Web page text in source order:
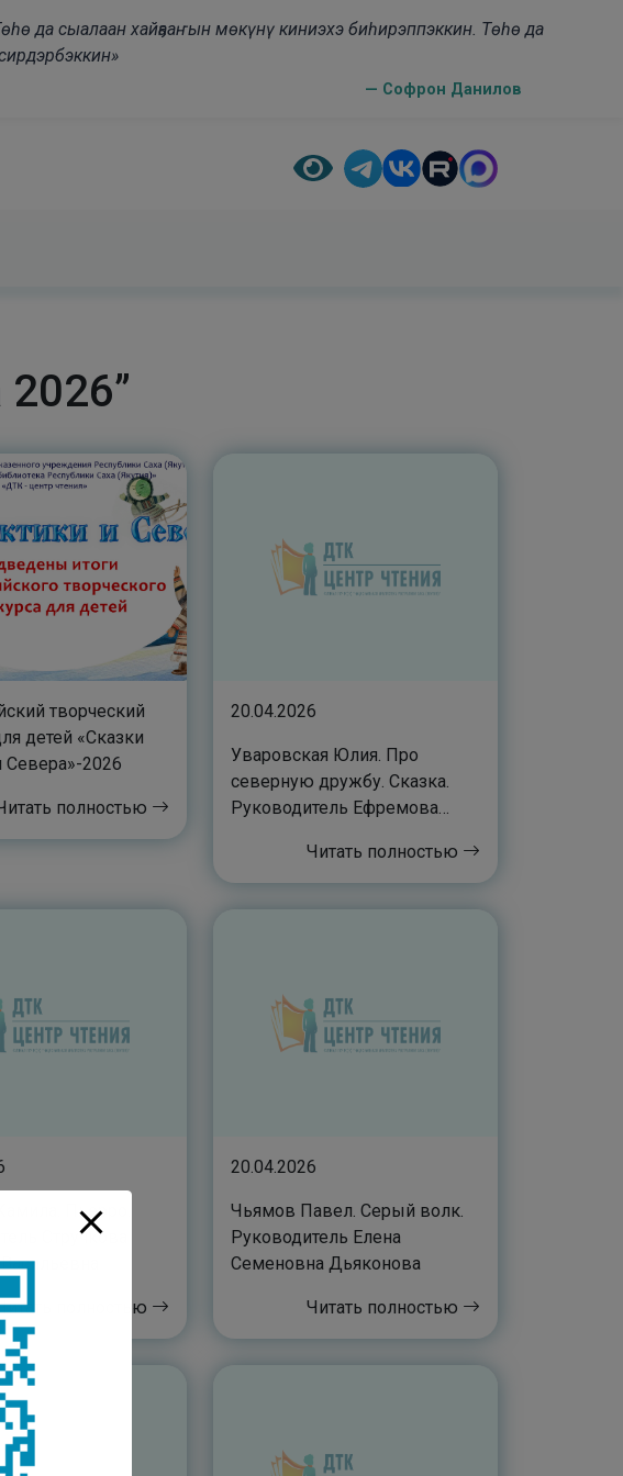
да сыалаан хайҕааҥын мөкүнү киниэхэ биһирэппэккин. Төһө да
— Софрон Данилов
творческий
детей «Сказки
Севера»-2026
полностью
20.04.2026
Уваровская Юлия. Про
северную дружбу. Сказка.
Руководитель Ефремова
Читать полностью
Пьерро.
Стручкова
полностью
20.04.2026
Чьямов Павел. Серый волк.
Руководитель Елена
Семеновна Дьяконова
Читать полностью